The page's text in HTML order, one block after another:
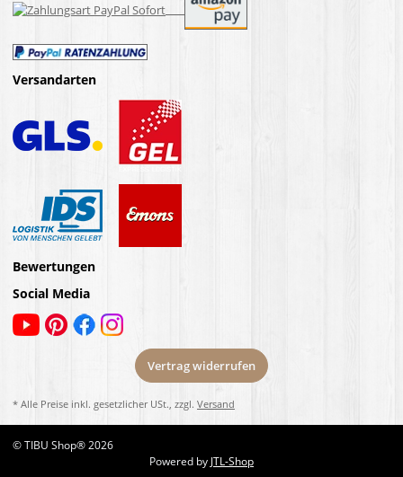
Versandarten
Bewertungen
Social Media
Vertrag widerrufen
* Alle Preise inkl. gesetzlicher USt., zzgl. Versand
© TIBU Shop® 2026
Powered byJTL-Shop